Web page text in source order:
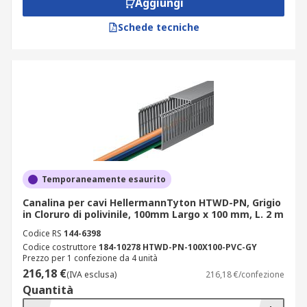
Le canaline passacavi presentano numerosi
vantaggi per i sistemi di cablaggio e l’ambiente
Miglioramento del layout di progettazione
Riduzione significativa del rischio di
Semplificazione nella gestione dei cavi
Riduzione del rischio di inciampo
Applicazioni delle canaline
Le canaline passacavi e le catene portacavi sono
ampiamente utilizzate per la gestione dei cavi
elettrici in diversi contesti. Le principali
applicazioni includono:
Schede tecniche
Temporaneamente esaurito
Canalina per cavi HellermannTyton HTWD-PN, Grigio
in Cloruro di polivinile, 100mm Largo x 100 mm, L. 2 m
Codice RS 144-6398
Codice costruttore 184-10278 HTWD-PN-100X100-PVC-GY
Prezzo per 1 confezione da 4 unità
216,18 €(IVA esclusa) 216,18 €/confezione
Quantità